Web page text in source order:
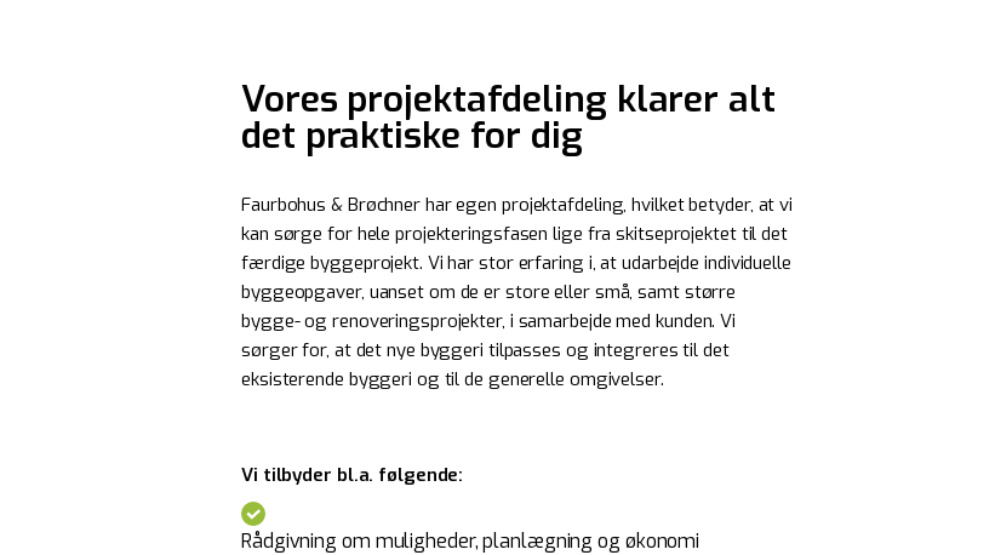
Vores projektafdeling klarer alt
det praktiske for dig
Faurbohus & Brøchner har egen projektafdeling, hvilket betyder, at vi
kan sørge for hele projekteringsfasen lige fra skitseprojektet til det
færdige byggeprojekt. Vi har stor erfaring i, at udarbejde individuelle
byggeopgaver, uanset om de er store eller små, samt større
bygge- og renoveringsprojekter, i samarbejde med kunden. Vi
sørger for, at det nye byggeri tilpasses og integreres til det
eksisterende byggeri og til de generelle omgivelser.
Vi tilbyder bl.a. følgende:
Rådgivning om muligheder, planlægning og økonomi